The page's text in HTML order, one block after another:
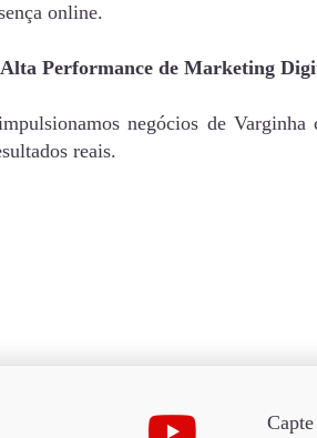
online.
Alta Performance de Marketing
negócios de Varginha
reais.